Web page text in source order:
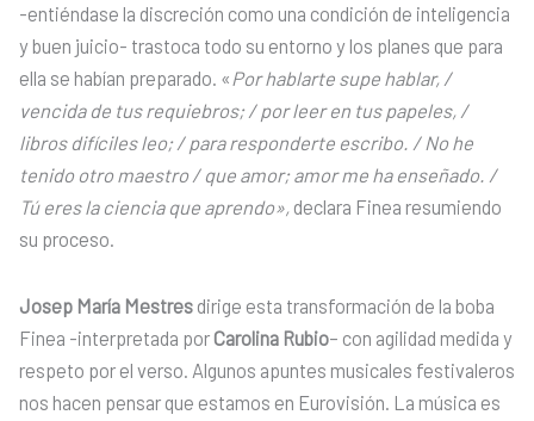
-entiéndase la discreción como una condición de inteligencia
y buen juicio- trastoca todo su entorno y los planes que para
ella se habían preparado. «Por hablarte supe hablar, /
vencida de tus requiebros; / por leer en tus papeles, /
libros difíciles leo; / para responderte escribo. / No he
tenido otro maestro / que amor; amor me ha enseñado. /
Tú eres la ciencia que aprendo», declara Finea resumiendo
su proceso.
Josep María Mestres dirige esta transformación de la boba
Finea -interpretada por Carolina Rubio– con agilidad medida y
respeto por el verso. Algunos apuntes musicales festivaleros
nos hacen pensar que estamos en Eurovisión. La música es